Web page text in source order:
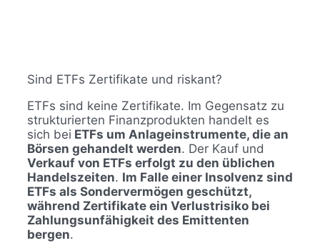
Sind ETFs Zertifikate und riskant?
ETFs sind keine Zertifikate. Im Gegensatz zu
strukturierten Finanzprodukten handelt es
sich bei ETFs um Anlageinstrumente, die an
Börsen gehandelt werden. Der Kauf und
Verkauf von ETFs erfolgt zu den üblichen
Handelszeiten. Im Falle einer Insolvenz sind
ETFs als Sondervermögen geschützt,
während Zertifikate ein Verlustrisiko bei
Zahlungsunfähigkeit des Emittenten
bergen.